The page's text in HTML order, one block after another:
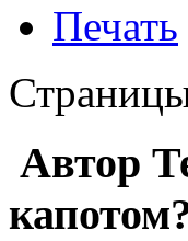
Печать
Автор